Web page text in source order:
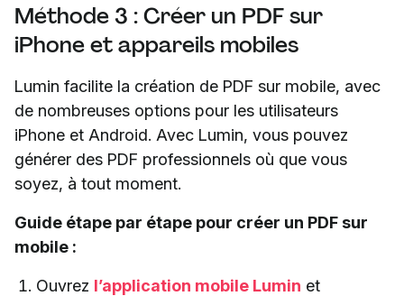
Méthode 3 : Créer un PDF sur
iPhone et appareils mobiles
Lumin facilite la création de PDF sur mobile, avec
de nombreuses options pour les utilisateurs
iPhone et Android. Avec Lumin, vous pouvez
générer des PDF professionnels où que vous
soyez, à tout moment.
Guide étape par étape pour créer un PDF sur
mobile :
Ouvrez l’application mobile Lumin et